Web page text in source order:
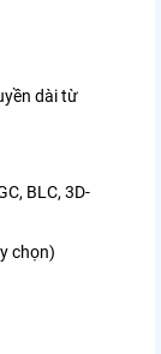
dài từ
BLC, 3D-
chọn)